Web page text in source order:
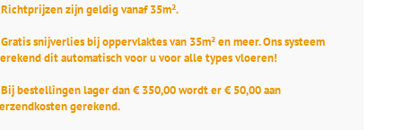
zijn geldig vanaf 35m².
snijverlies bij oppervlaktes van 35m² en meer. Ons systeem
dit automatisch voor u voor alle types vloeren!
bestellingen lager dan € 350,00 wordt er € 50,00 aan
gerekend.